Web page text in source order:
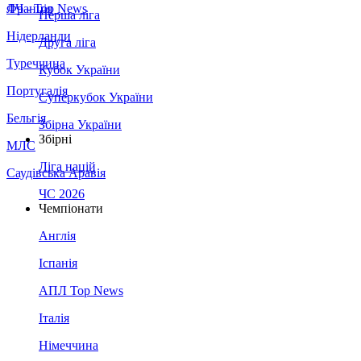
Франція
Нідерланди
Туреччина
Португалія
Бельгія
МЛС
Саудівська Аравія
ЛЧ - Top News
Перша ліга
Друга ліга
Кубок України
Суперкубок України
Збірна України
Збірні
Ліга націй
ЧС 2026
Чемпіонати
Англія
Іспанія
АПЛ Top News
Італія
Німеччина